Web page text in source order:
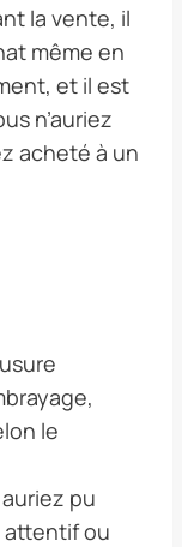
la vente, il
même en
et il est
n’auriez
acheté à un
le
pu
attentif ou